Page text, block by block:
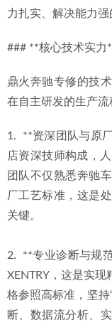
力扎实、解决能力强
### **核心技术实力
鼎火奔驰专修的技
在自主研发的生产流
1.  **资深团队与原
店资深技师构成，
团队不仅熟悉奔驰
厂工艺标准，这是
关键。
2.  **专业诊断与规
XENTRY，这是实
格参照高标准，坚
断、数据流分析、